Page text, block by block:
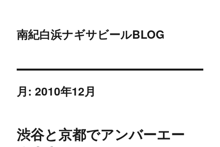
南紀白浜ナギサビールBLOG
月:2010年12月
渋谷と京都でアンバーエー